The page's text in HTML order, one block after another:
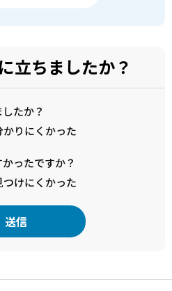
立ちましたか？
たか？
かりにくかった
ったですか？
つけにくかった